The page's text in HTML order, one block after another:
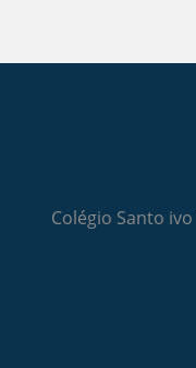
Colégio Santo ivo